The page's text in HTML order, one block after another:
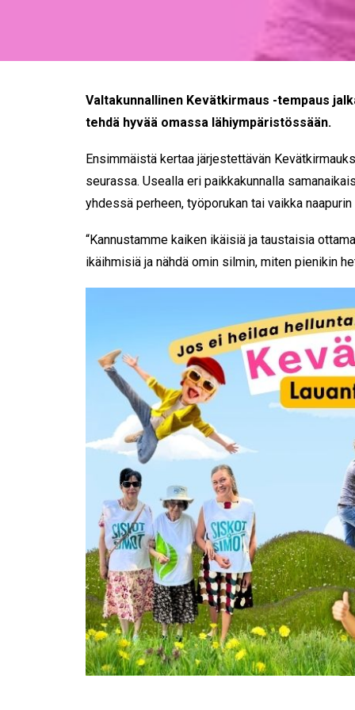
Valtakunnallinen Kevätkirmaus -tempaus
tehdä hyvää omassa lähiympäristössään.
Ensimmäistä kertaa järjestettävän
seurassa. Usealla eri paikkakunnalla
yhdessä perheen, työporukan tai vaikka
“Kannustamme kaiken ikäisiä ja taustaisia
ikäihmisiä ja nähdä omin silmin, miten pienikin